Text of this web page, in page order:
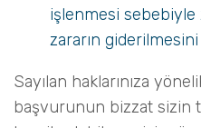
işlenmesi sebebiyle
zararın
Sayılan haklarınıza
başvurunun bizzat sizin